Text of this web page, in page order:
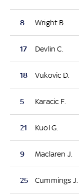
8 Wright B.
17 Devlin C.
18 Vukovic D.
5 Karacic F.
21 Kuol G.
9 Maclaren J.
25 Cummings J.